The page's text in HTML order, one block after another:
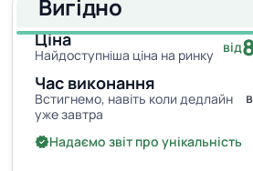
Вигідно
Ціна
Найдоступніша ціна на ринку від
Час виконання
Встигнемо, навіть коли дедлайн
уже завтра
Надаємо звіт про унікальність